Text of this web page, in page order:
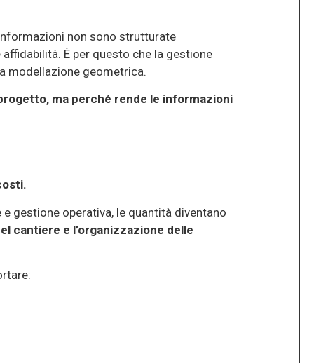
non sono strutturate
È per questo che la gestione
modellazione geometrica.
ma perché rende le informazioni
gestione operativa, le quantità diventano
cantiere e l’organizzazione delle